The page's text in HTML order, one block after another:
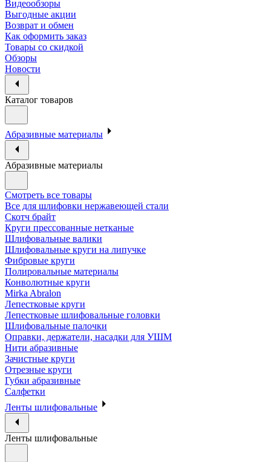
Видеообзоры
Выгодные акции
Возврат и обмен
Как оформить заказ
Товары со скидкой
Обзоры
Новости
Каталог товаров
Абразивные материалы
Абразивные материалы
Смотреть все товары
Все для шлифовки нержавеющей стали
Скотч брайт
Круги прессованные нетканые
Шлифовальные валики
Шлифовальные круги на липучке
Фибровые круги
Полировальные материалы
Конволютные круги
Mirka Abralon
Лепестковые круги
Лепестковые шлифовальные головки
Шлифовальные палочки
Оправки, держатели, насадки для УШМ
Нити абразивные
Зачистные круги
Отрезные круги
Губки абразивные
Салфетки
Ленты шлифовальные
Ленты шлифовальные